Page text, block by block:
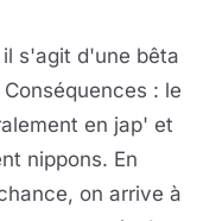
s'agit d'une bêta
: le
en jap' et
nippons. En
on arrive à